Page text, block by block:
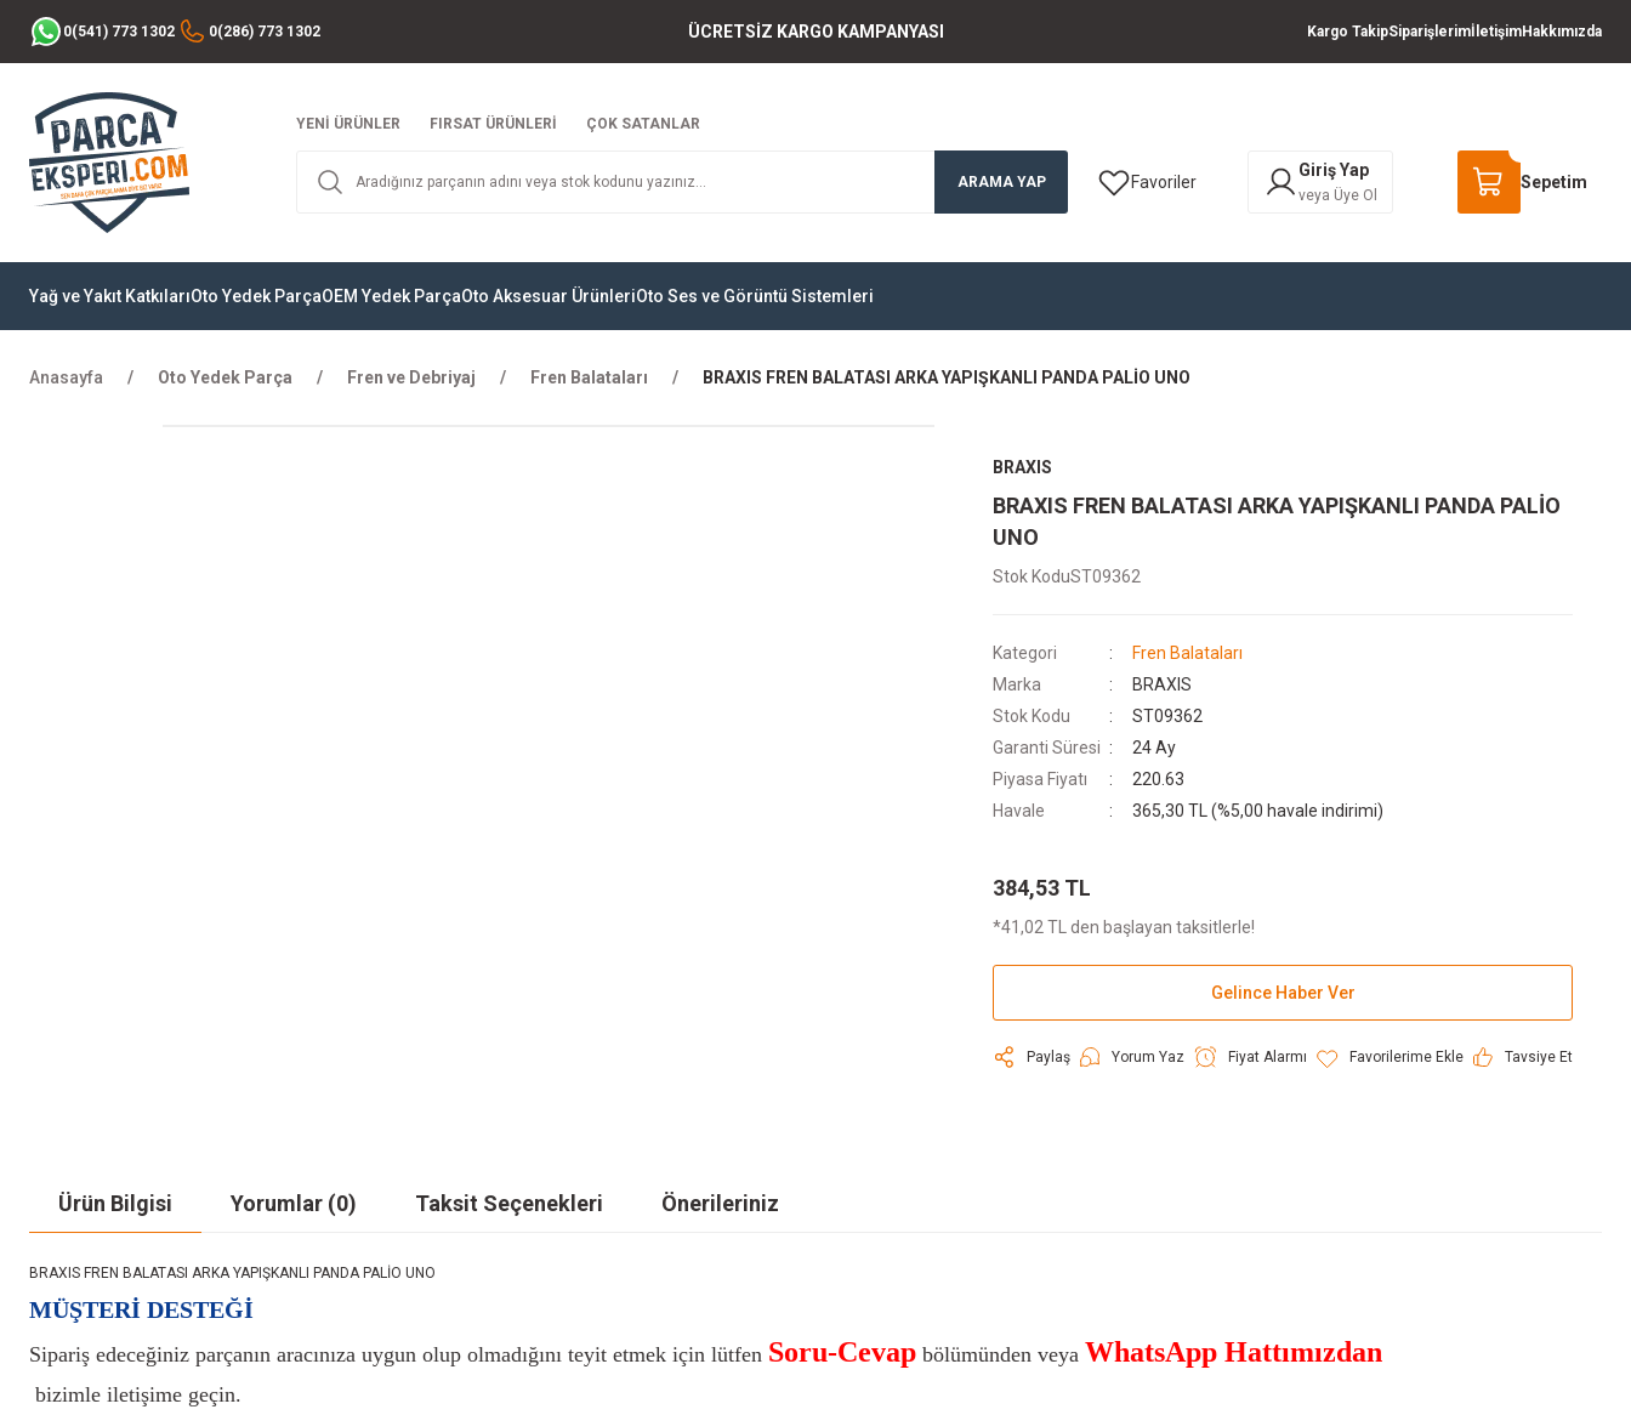
0(541) 773 1302 0(286) 773 1302 ÜCRETSİZ KARGO KAMPANYASI Kargo TakipSiparişlerimİletişimHakkımızda
YENİ ÜRÜNLER FIRSAT ÜRÜNLERİ ÇOK SATANLAR
ARAMA YAP Favoriler
Giriş Yap
veya Üye Ol
Sepetim
Yağ ve Yakıt KatkılarıOto Yedek ParçaOEM Yedek ParçaOto Aksesuar ÜrünleriOto Ses ve Görüntü Sistemleri
Anasayfa Oto Yedek Parça Fren ve Debriyaj Fren Balataları BRAXIS FREN BALATASI ARKA YAPIŞKANLI PANDA PALİO UNO
BRAXIS
BRAXIS FREN BALATASI ARKA YAPIŞKANLI PANDA PALİO
UNO
Stok KoduST09362
Kategori
Fren Balataları
Marka
BRAXIS
Stok Kodu
ST09362
Garanti Süresi
24 Ay
Piyasa Fiyatı
220.63
Havale
365,30 TL (%5,00 havale indirimi)
384,53 TL
*41,02 TL den başlayan taksitlerle!
Gelince Haber Ver
Paylaş Yorum Yaz Fiyat Alarmı Tavsiye Et
Ürün Bilgisi Yorumlar (0) Taksit Seçenekleri Önerileriniz
BRAXIS FREN BALATASI ARKA YAPIŞKANLI PANDA PALİO UNO
MÜŞTERİ DESTEĞİ
Sipariş edeceğiniz parçanın aracınıza uygun olup olmadığını teyit etmek için lütfen Soru-Cevap bölümünden veya WhatsApp Hattımızdan
bizimle iletişime geçin.